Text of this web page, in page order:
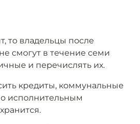
то владельцы после
смогут в течение семи
и перечислять их.
кредиты, коммунальные
исполнительным